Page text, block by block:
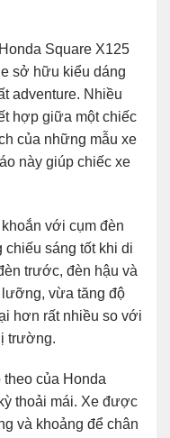
Square X125
sở hữu kiểu dáng
adventure. Nhiều
hợp giữa một chiếc
của những mẫu xe
này giúp chiếc xe
với cụm đèn
chiếu sáng tốt khi di
trước, đèn hậu và
vừa tăng độ
hơn rất nhiều so với
trường.
theo của Honda
thoải mái. Xe được
và khoảng để chân